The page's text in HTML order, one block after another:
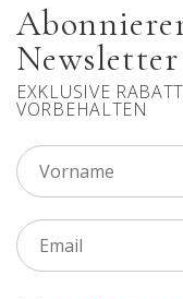
Newsletter
EXKLUSIVE
VORBEHALTEN